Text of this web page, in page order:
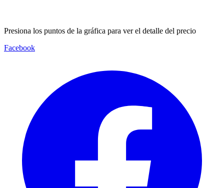
Presiona los puntos de la gráfica para ver el detalle del precio
Facebook